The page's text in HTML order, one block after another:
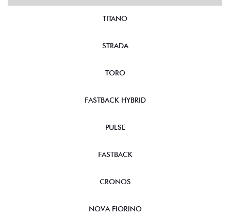
TITANO
STRADA
TORO
FASTBACK HYBRID
PULSE
FASTBACK
CRONOS
NOVA FIORINO